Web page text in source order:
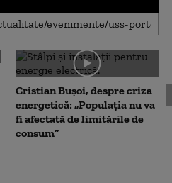
Cristian Bușoi, despre criza
energetică: „Populația nu va
fi afectată de limitările de
consum”